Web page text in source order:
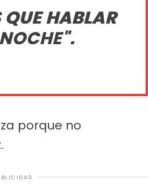
HABLAR
porque no